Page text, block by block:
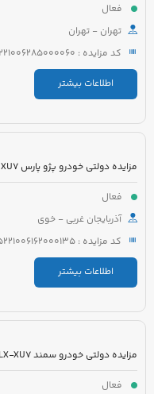
فعال
تهران - تهران
کد مزایده : 5221006285000060
اطلاعات بیشتر
فعال
آذربایجان غربی - خوی
کد مزایده : 5221006162000135
اطلاعات بیشتر
فعال